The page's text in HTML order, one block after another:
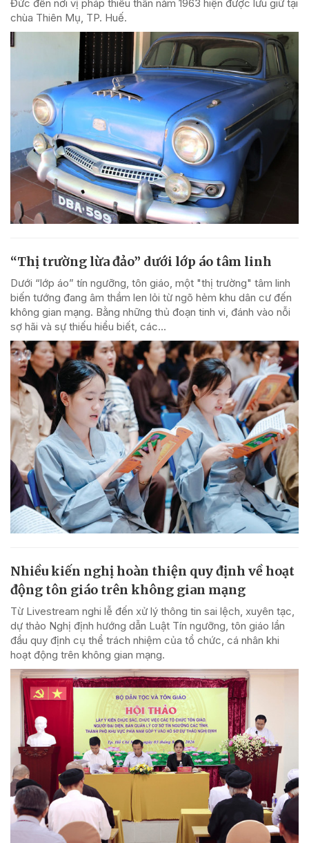
Đức đến nơi vị pháp thiêu thân năm 1963 hiện được lưu giữ tại
chùa Thiên Mụ, TP. Huế.
“Thị trường lừa đảo” dưới lớp áo tâm linh
Dưới “lớp áo” tín ngưỡng, tôn giáo, một "thị trường" tâm linh
biến tướng đang âm thầm len lỏi từ ngõ hẻm khu dân cư đến
không gian mạng. Bằng những thủ đoạn tinh vi, đánh vào nỗi
sợ hãi và sự thiếu hiểu biết, các...
Nhiều kiến nghị hoàn thiện quy định về hoạt
động tôn giáo trên không gian mạng
Từ Livestream nghi lễ đến xử lý thông tin sai lệch, xuyên tạc,
dự thảo Nghị định hướng dẫn Luật Tín ngưỡng, tôn giáo lần
đầu quy định cụ thể trách nhiệm của tổ chức, cá nhân khi
hoạt động trên không gian mạng.